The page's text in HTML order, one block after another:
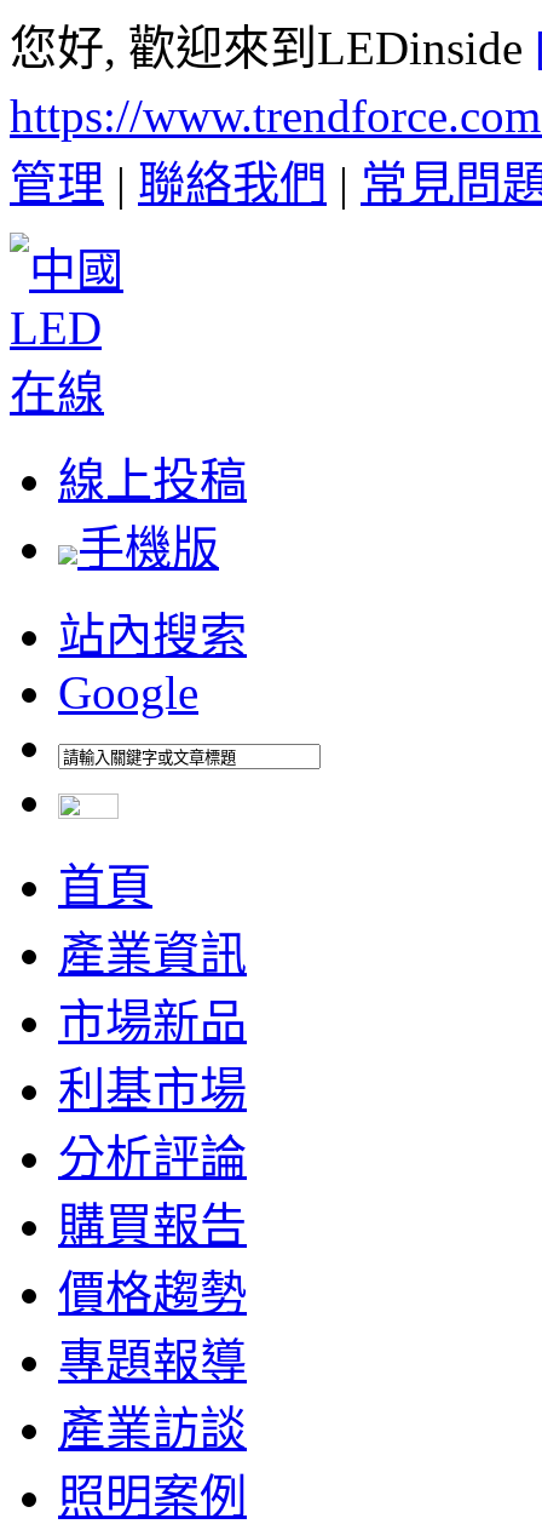
您好, 歡迎來到LEDinside
https://
管理 | 聯絡我們 | 常見問
線上投稿
手機版
站內搜索
Google
首頁
產業資訊
市場新品
利基市場
分析評論
購買報告
價格趨勢
專題報導
產業訪談
照明案例